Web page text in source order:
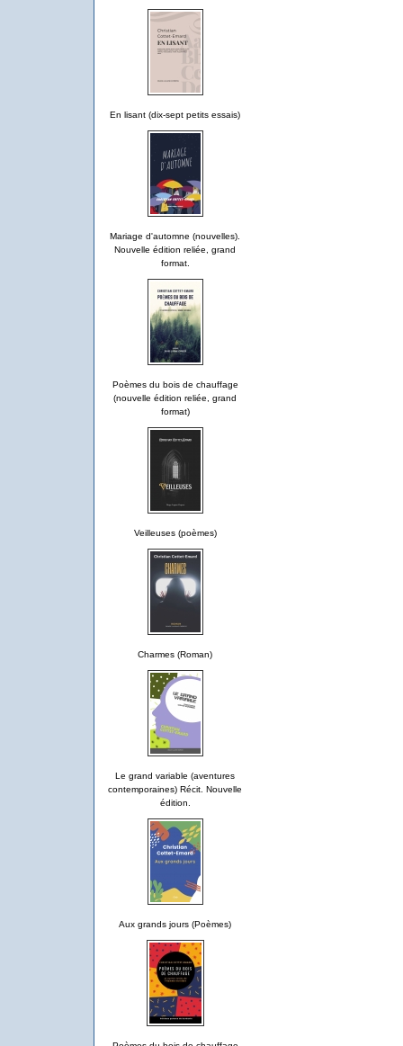
En lisant (dix-sept petits essais)
Mariage d'automne (nouvelles).
Nouvelle édition reliée, grand
format.
Poèmes du bois de chauffage
(nouvelle édition reliée, grand
format)
Veilleuses (poèmes)
Charmes (Roman)
Le grand variable (aventures
contemporaines) Récit. Nouvelle
édition.
Aux grands jours (Poèmes)